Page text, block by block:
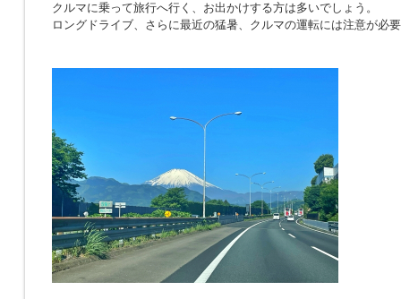
クルマに乗って旅行へ行く、お出かけする方は多いでしょう。
ロングドライブ、さらに最近の猛暑、クルマの運転には注意が必